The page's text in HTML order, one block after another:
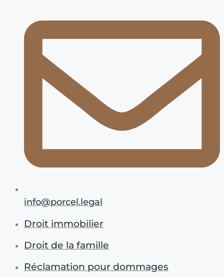
info@porcel.legal
Droit immobilier
Droit de la famille
Réclamation pour dommages